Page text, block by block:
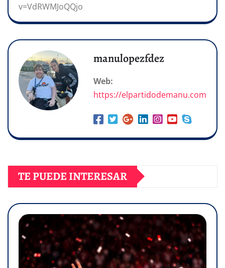
v=VdRWMJoQQjo
manulopezfdez
Web:
https://elpartidodemanu.com
TE PUEDE INTERESAR